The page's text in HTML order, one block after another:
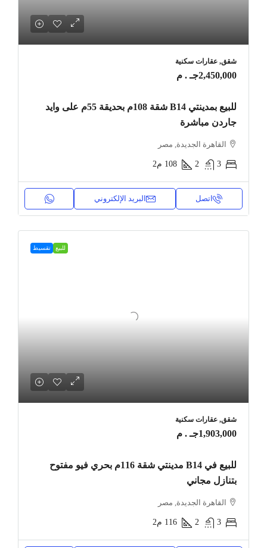
شقق, عقارات سكنية
2,450,000جـ . م
للبيع بمدينتي B14 شقة 108م بحديقة 55م على وايد
جاردن مباشرة
القاهرة الجديدة, مصر
3
2
108 م2
اتصل البريد الإلكتروني
للبيع تقسيط
شقق, عقارات سكنية
1,903,000جـ . م
للبيع في B14 مدينتي شقة 116م بحري فيو مفتوح
بتنازل مجاني
القاهرة الجديدة, مصر
3
2
116 م2